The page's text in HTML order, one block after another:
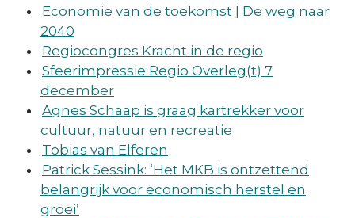
Economie van de toekomst | De weg naar
2040
Regiocongres Kracht in de regio
Sfeerimpressie Regio Overleg(t) 7
december
Agnes Schaap is graag kartrekker voor
cultuur, natuur en recreatie
Tobias van Elferen
Patrick Sessink: ‘Het MKB is ontzettend
belangrijk voor economisch herstel en
groei’